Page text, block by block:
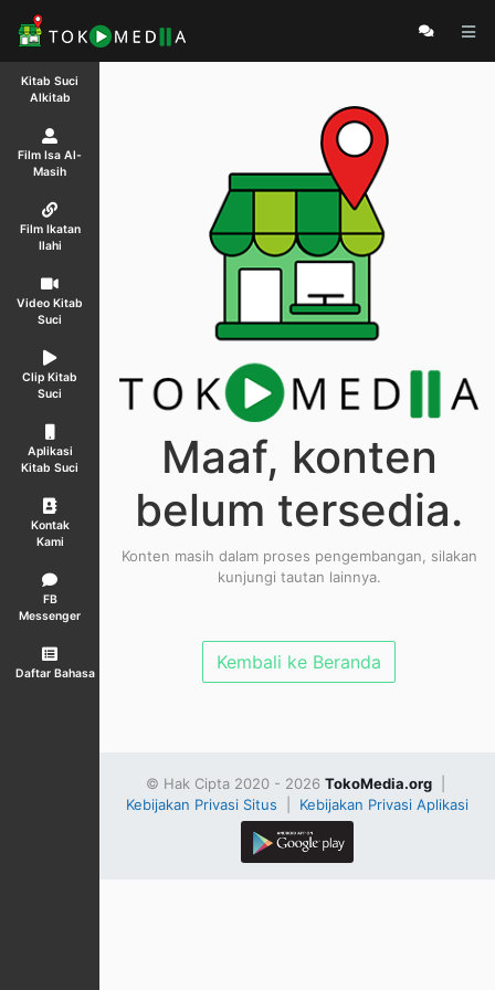
Kitab Suci
Alkitab
Film Isa Al-
Masih
Film Ikatan
Ilahi
Video Kitab
Suci
Clip Kitab
Suci
Aplikasi
Kitab Suci
Kontak
Kami
FB
Messenger
Daftar Bahasa
Maaf, konten
belum tersedia.
Konten masih dalam proses pengembangan, silakan
kunjungi tautan lainnya.
Kembali ke Beranda
© Hak Cipta 2020 - 2026 TokoMedia.org|
Kebijakan Privasi Situs
Kebijakan Privasi Aplikasi